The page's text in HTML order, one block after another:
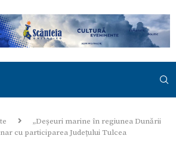
„Deșeuri marine în regiunea Dunării
cu participarea Județului Tulcea